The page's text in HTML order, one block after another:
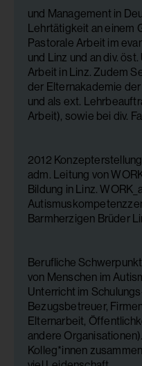
und Management in
Lehrtätigkeit an einem
Pastorale Arbeit im
und Linz und an div.
Arbeit in Linz. Zudem
der Elternakademie
und als ext.
Arbeit), sowie bei div.
2012
adm. Leitung von
Bildung in Linz.
Barmherzigen Brüder
Berufliche
von Menschen im
Unterricht im
Bezugsbetreuer,
Elternarbeit,
andere
Kolleg*innen